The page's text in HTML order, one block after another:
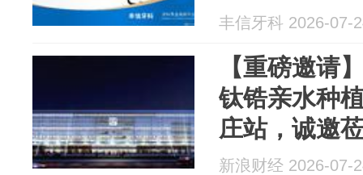
丰信牙科 2026-07-
【重磅邀请
钛锆亲水种
庄站，诚邀
新浪财经 2026-07-